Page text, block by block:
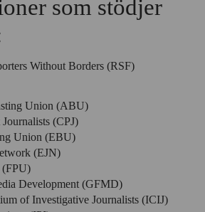
som stödjer
Without Borders (RSF)
Union (ABU)
(CPJ)
Union (EBU)
(EJN)
(FPU)
Development (GFMD)
of Investigative Journalists (ICIJ)